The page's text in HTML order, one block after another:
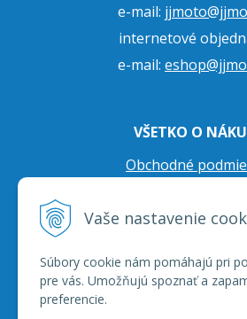
Vaše nastavenie
Súbory cookie nám pomáhajú pri
pre vás. Umožňujú spoznať a
preferencie.
e-mail:
internetové
e-mail:
VŠETKO O
Obchodné
Prepravné